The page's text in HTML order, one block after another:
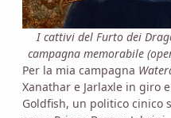
I cattivi del Furto dei
campagna memorabile
Per la mia campagna
Xanathar e Jarlaxle in giro
Goldfish, un politico cinico